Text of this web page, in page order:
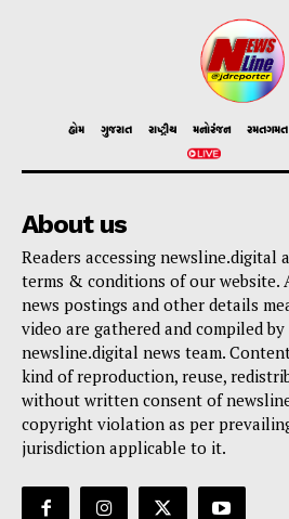
હોમ ગુજરાત રાષ્ટ્રીય મનોરંજન રમતગમત
About us
Readers accessing newsline.digital
terms & conditions of our website.
news postings and other details
video are gathered and compiled
newsline.digital news team.
kind of reproduction, reuse,
without written consent of
copyright violation as per
jurisdiction applicable to it.